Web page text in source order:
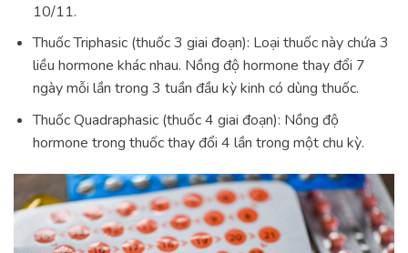
10/11.
Thuốc Triphasic (thuốc 3 giai đoạn): Loại thuốc này chứa 3
liều hormone khác nhau. Nồng độ hormone thay đổi 7
ngày mỗi lần trong 3 tuần đầu kỳ kinh có dùng thuốc.
Thuốc Quadraphasic (thuốc 4 giai đoạn): Nồng độ
hormone trong thuốc thay đổi 4 lần trong một chu kỳ.